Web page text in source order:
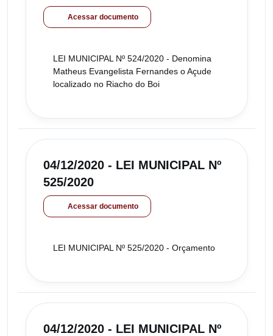
Acessar documento
LEI MUNICIPAL Nº 524/2020 - Denomina
Matheus Evangelista Fernandes o Açude
localizado no Riacho do Boi
04/12/2020 - LEI MUNICIPAL Nº
525/2020
Acessar documento
LEI MUNICIPAL Nº 525/2020 - Orçamento
04/12/2020 - LEI MUNICIPAL Nº